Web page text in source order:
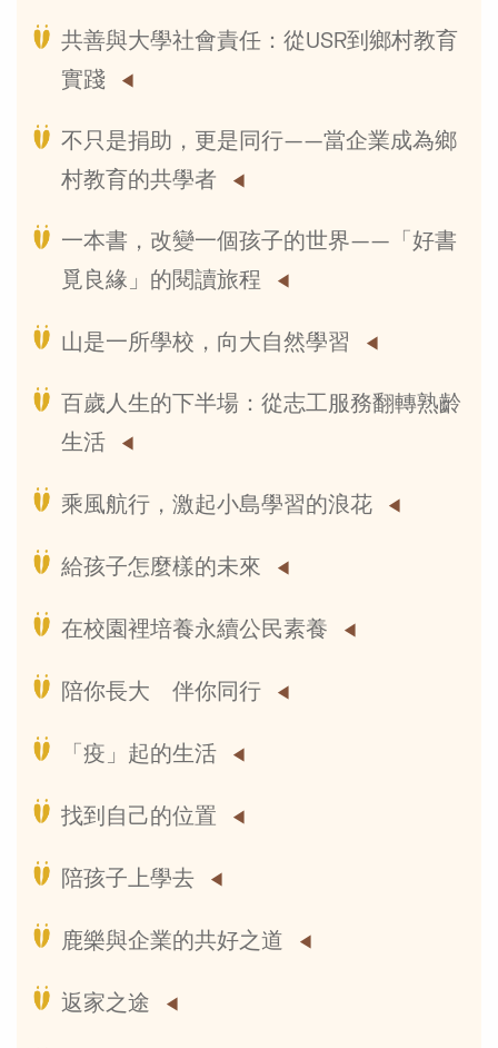
共善與大學社會責任：從USR到鄉村教育
實踐
不只是捐助，更是同行——當企業成為鄉
村教育的共學者
一本書，改變一個孩子的世界——「好書
覓良緣」的閱讀旅程
山是一所學校，向大自然學習
百歲人生的下半場：從志工服務翻轉熟齡
生活
乘風航行，激起小島學習的浪花
給孩子怎麼樣的未來
在校園裡培養永續公民素養
陪你長大 伴你同行
「疫」起的生活
找到自己的位置
陪孩子上學去
鹿樂與企業的共好之道
返家之途